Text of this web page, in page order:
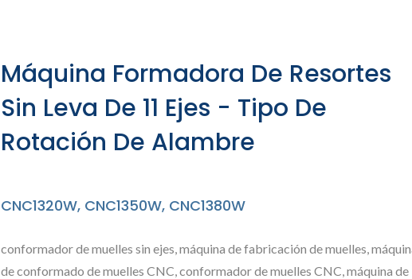
Máquina Formadora De Resortes
Sin Leva De 11 Ejes - Tipo De
Rotación De Alambre
CNC1320W, CNC1350W, CNC1380W
conformador de muelles sin ejes, máquina de fabricación de muelles,
de conformado de muelles CNC, conformador de muelles CNC, máquina de